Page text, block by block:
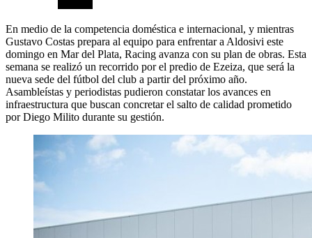
En medio de la competencia doméstica e internacional, y mientras
Gustavo Costas prepara al equipo para enfrentar a Aldosivi este
domingo en Mar del Plata, Racing avanza con su plan de obras. Esta
semana se realizó un recorrido por el predio de Ezeiza, que será la
nueva sede del fútbol del club a partir del próximo año.
Asambleístas y periodistas pudieron constatar los avances en
infraestructura que buscan concretar el salto de calidad prometido
por Diego Milito durante su gestión.